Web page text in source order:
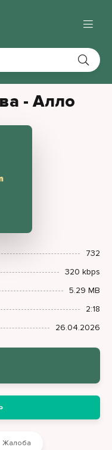
- Алло
732
320 kbps
5.29 MB
2:18
26.04.2026
Жалоба